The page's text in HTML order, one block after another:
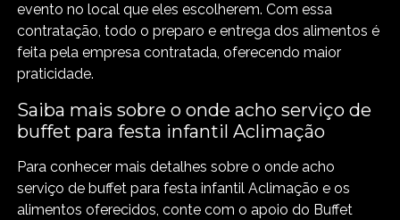
evento no local que eles escolherem. Com essa
contratação, todo o preparo e entrega dos alimentos é
feita pela empresa contratada, oferecendo maior
praticidade.
Saiba mais sobre o onde acho serviço de
buffet para festa infantil Aclimação
Para conhecer mais detalhes sobre o onde acho
serviço de buffet para festa infantil Aclimação e os
alimentos oferecidos, conte com o apoio do Buffet